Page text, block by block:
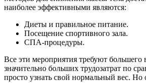
наиболее эффективными являются:
Диеты и правильное питание.
Посещение спортивного зала.
СПА-процедуры.
Все эти мероприятия требуют большего
значительно больших трудозатрат по
просто узнать свой нормальный вес. Но